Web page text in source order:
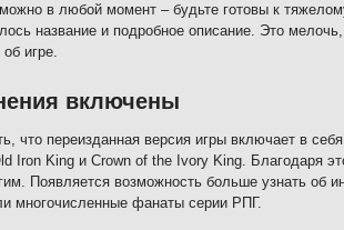
можно в любой момент – будьте готовы к
название и подробное описание. Это
игре.
включены
что переизданная версия игры включает в
Iron King и Crown of the Ivory King. Благодаря
Появляется возможность больше узнать об
многочисленные фанаты серии РПГ.